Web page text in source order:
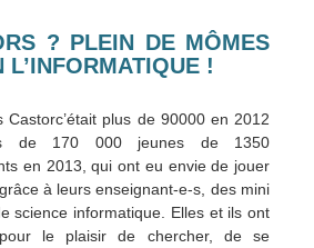
? PLEIN DE MÔMES
L’INFORMATIQUE !
Castorc’était plus de 90000 en 2012
170 000 jeunes de 1350
en 2013, qui ont eu envie de jouer
à leurs enseignant-e-s, des mini
science informatique. Elles et ils ont
le plaisir de chercher, de se